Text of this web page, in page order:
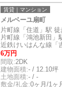
賃貸｜マンション
メルベーユ扇町
片町線「住道」駅 徒
片町線「鴻池新田」
近鉄けいはんな線「
6万円
間取:2DK
建物面積:- / 12.10坪
土地面積:- / -
敷金/礼金:0ヶ月/1ヶ